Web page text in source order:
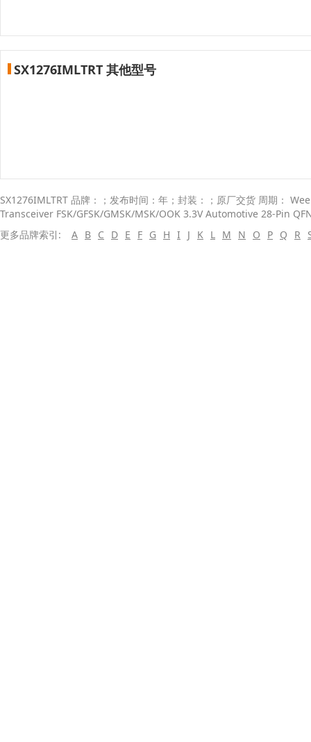
SX1276IMLTRT 其他型号
SX1276IMLTRT 品牌：；发布时间：年；封装：；原厂交货 周期：
Transceiver FSK/GFSK/GMSK/MSK/OOK 3.3V Automotive 28-Pin
更多品牌索引:
A B C D E F G H I J K L M N O P Q R